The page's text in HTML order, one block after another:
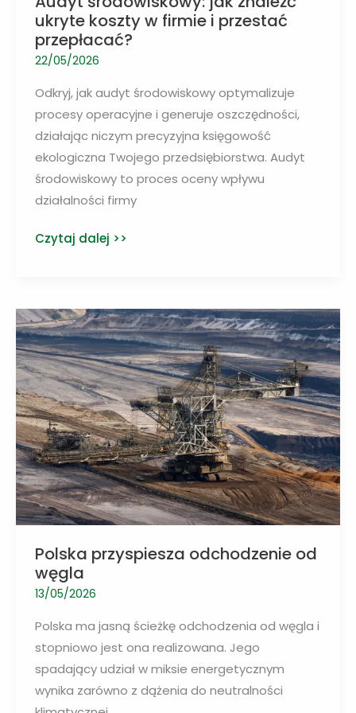
ukryte koszty w firmie i przestać
przepłacać?
22/05/2026
Odkryj, jak audyt środowiskowy optymalizuje
procesy operacyjne i generuje oszczędności,
działając niczym precyzyjna księgowość
ekologiczna Twojego przedsiębiorstwa. Audyt
środowiskowy to proces oceny wpływu
działalności firmy
Audyt
ukryte
koszty
w
firmie
i
przestać
przepłacać?
Czytaj dalej >>
Polska przyspiesza odchodzenie od
węgla
13/05/2026
Polska ma jasną ścieżkę odchodzenia od węgla i
stopniowo jest ona realizowana. Jego
spadający udział w miksie energetycznym
wynika zarówno z dążenia do neutralności